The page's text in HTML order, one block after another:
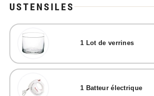
USTENSILES
1 Lot de verrines
1 Batteur électrique